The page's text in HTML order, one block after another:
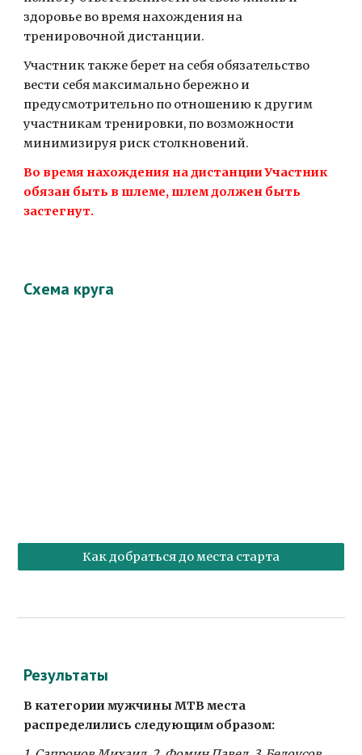
здоровье во время нахождения на
тренировочной дистанции.
Участник также берет на себя обязательство
вести себя максимально бережно и
предусмотрительно по отношению к другим
участникам тренировки, по возможности
минимизируя риск столкновений.
Во время нахождения на дистанции Участник
обязан быть в шлеме, шлем должен быть
застегнут.
Схема круга
Как добраться до места старта
Результаты
В категории мужчины MTB места
распределились следующим образом: